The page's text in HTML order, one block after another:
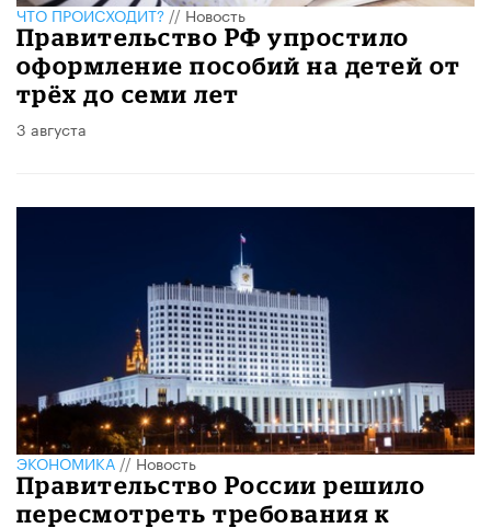
ЧТО ПРОИСХОДИТ?//Новость
Правительство РФ упростило
оформление пособий на детей от
трёх до семи лет
3 августа
ЭКОНОМИКА//Новость
Правительство России решило
пересмотреть требования к